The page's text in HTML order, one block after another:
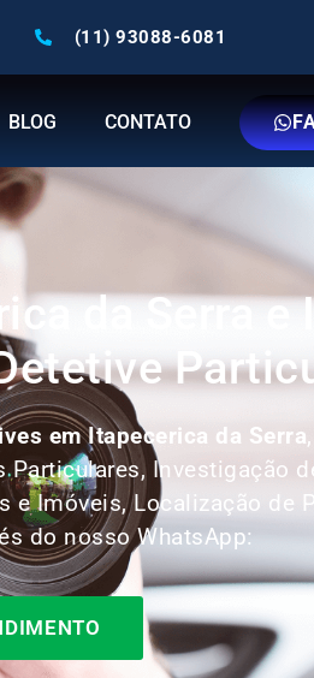
(11) 93088-6081
BLOG CONTATO
da Serra e
em Itapecerica da Serra
Investigação
Imóveis, Localização de
do nosso WhatsApp: